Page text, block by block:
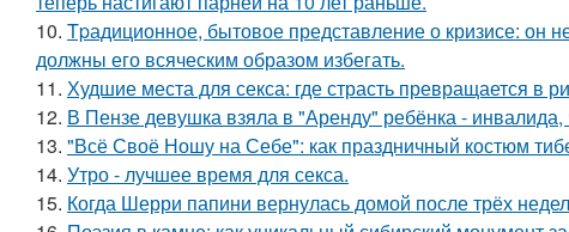
10. Tpадиционное, бытовое представление о кризисе: он
должны его всяческим образом избегать.
11. Худшие места для секса: где страсть превращается в
12. В Пензе девушка взяла в "Аренду" ребёнка -
13. "Всё Своё Ношу на Себе": как праздничный костюм
14. Утро - лучшее время для секса.
15. Когда Шерри папини вернулась домой после трёх